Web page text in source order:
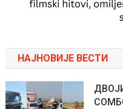
НАЈНОВИЈЕ ВЕСТИ